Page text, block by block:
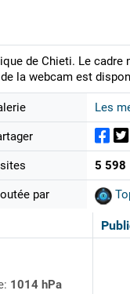
de Chieti. Le
la webcam est
Les
5 598
par
1014 hPa